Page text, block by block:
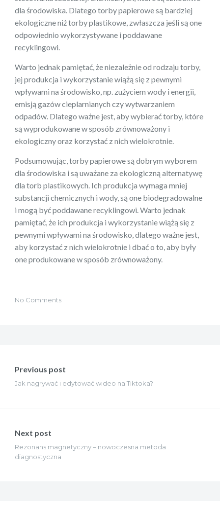
dla środowiska. Dlatego torby papierowe są bardziej
ekologiczne niż torby plastikowe, zwłaszcza jeśli są one
odpowiednio wykorzystywane i poddawane
recyklingowi.
Warto jednak pamiętać, że niezależnie od rodzaju torby,
jej produkcja i wykorzystanie wiążą się z pewnymi
wpływami na środowisko, np. zużyciem wody i energii,
emisją gazów cieplarnianych czy wytwarzaniem
odpadów. Dlatego ważne jest, aby wybierać torby, które
są wyprodukowane w sposób zrównoważony i
ekologiczny oraz korzystać z nich wielokrotnie.
Podsumowując, torby papierowe są dobrym wyborem
dla środowiska i są uważane za ekologiczną alternatywę
dla torb plastikowych. Ich produkcja wymaga mniej
substancji chemicznych i wody, są one biodegradowalne
i mogą być poddawane recyklingowi. Warto jednak
pamiętać, że ich produkcja i wykorzystanie wiążą się z
pewnymi wpływami na środowisko, dlatego ważne jest,
aby korzystać z nich wielokrotnie i dbać o to, aby były
one produkowane w sposób zrównoważony.
No Comments
wpisu
Previous post
Jak nagrywać i edytować wideo na Tiktoka?
Next post
Rezonans magnetyczny – nowoczesna metoda
diagnostyczna